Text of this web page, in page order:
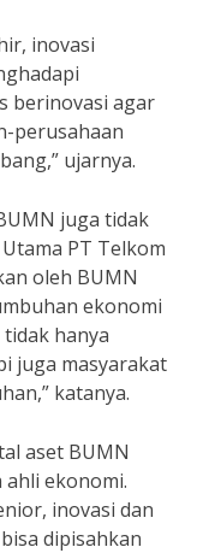
inovasi
berinovasi agar
perusahaan
ujarnya.
juga tidak
PT Telkom
oleh BUMN
ekonomi
hanya
juga masyarakat
katanya.
aset BUMN
ekonomi.
inovasi dan
dipisahkan